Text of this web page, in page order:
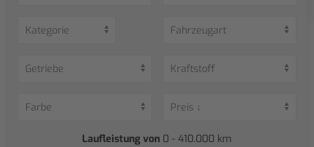
Laufleistung von 0 - 410.000 km